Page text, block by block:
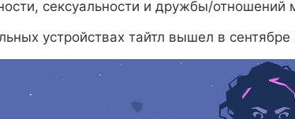
сексуальности и дружбы/
устройствах тайтл вышел в